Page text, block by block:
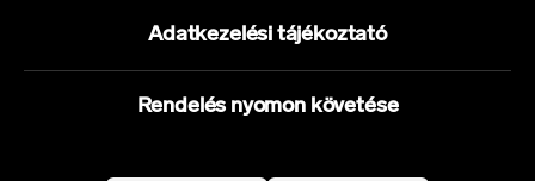
Adatkezelési tájékoztató
Rendelés nyomon követése